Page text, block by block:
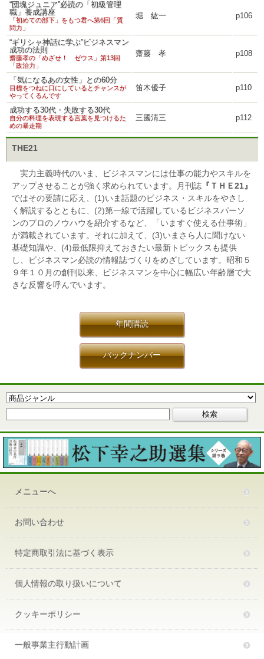
“団塊ジュニア”必読の「初級管理
職」養成講座
「初めての部下」をもつ君へ第6回「質
問力」
堀 紘一 p106
“ギリシャ神話に学ぶ”ビジネスマン
成功の法則
齋藤孝の「めざせ！ ゼウス」第13回
「政治力」
齋藤 孝 p108
「気になるあの女性」との60分
目標をつねに口にしているとチャンスが
やってくるんです
笛木優子 p110
成功する30代・失敗する30代
自分の料理を表現する言葉を見つけるた
めの暴走期
三國清三 p112
THE21
実力主義時代のいま、ビジネスマンには仕事の能力やスキルを
アップさせることが強く求められています。月刊誌 『ＴＨＥ21』
ではその要請に応え、(1)いま話題のビジネス・スキルをやさし
く解説するとともに、(2)第一線で活躍しているビジネスパーソ
ンのプロのノウハウを紹介するなど、「いますぐ使える仕事術」
が満載されています。それに加えて、(3)いまさら人に聞けない
基礎知識や、(4)最低限抑えておきたい最新トピックスも提供
し、ビジネスマン必読の情報誌づくりをめざしています。昭和５
９年１０月の創刊以来、ビジネスマンを中心に幅広い年齢層で大
きな反響を呼んでいます。
年間購読
バックナンバー
メニューへ
お問い合わせ
特定商取引法に基づく表示
個人情報の取り扱いについて
クッキーポリシー
一般事業主行動計画